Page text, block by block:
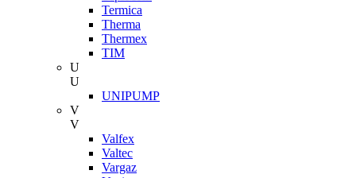
Termica
Therma
Thermex
TIM
U
U
UNIPUMP
V
V
Valfex
Valtec
Vargaz